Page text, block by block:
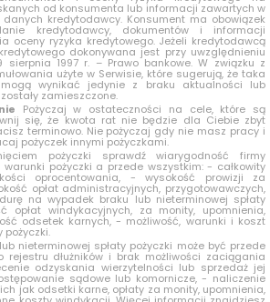
od konsumenta lub informacji zawartych w
kredytodawcy. Konsument ma obowiązek
kredytodawcy, dokumentów i informacji
oceny ryzyka kredytowego. Jeżeli kredytodawcą
dokonywana jest przy uwzględnieniu
1997 r. – Prawo bankowe. W związku z
użyte w Serwisie, które sugerują, że taka
wynikać jedynie z braku aktualności lub
zamieszczone.
Pożyczaj w ostateczności na cele, które są
się, że kwota rat nie będzie dla Ciebie zbyt
terminowo. Nie pożyczaj gdy nie masz pracy i
pożyczek innymi pożyczkami.
pożyczki sprawdź wiarygodność firmy
warunki pożyczki a przede wszystkim: - całkowity
oprocentowania, - wysokość prowizji za
opłat administracyjnych, przygotowawczych,
na wypadek braku lub nieterminowej spłaty
opłat windykacyjnych, za monity, upomnienia,
odsetek karnych, - możliwość, warunki i koszt
pożyczki.
nieterminowej spłaty pożyczki może być przede
dłużników i brak możliwości zaciągania
odzyskania wierzytelności lub sprzedaż jej
sądowe lub komornicze, - naliczenie
jak odsetki karne, opłaty za monity, upomnienia,